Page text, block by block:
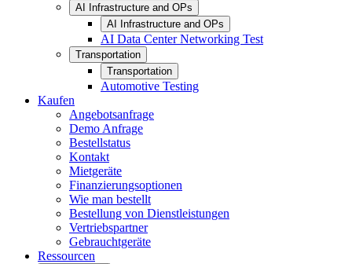
AI Infrastructure and OPs
AI Infrastructure and OPs
AI Data Center Networking Test
Transportation
Transportation
Automotive Testing
Kaufen
Angebotsanfrage
Demo Anfrage
Bestellstatus
Kontakt
Mietgeräte
Finanzierungsoptionen
Wie man bestellt
Bestellung von Dienstleistungen
Vertriebspartner
Gebrauchtgeräte
Ressourcen